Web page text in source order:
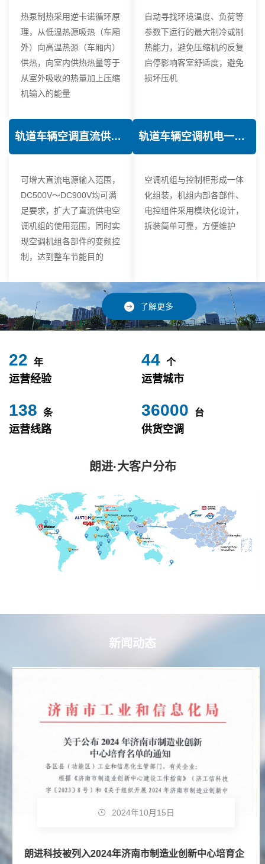
热泵制热采用逆卡诺循环原
理，从低温热源吸热（车厢
外）向高温热源（车厢内）
供热，向室内供热热量等于
从室外吸收的热量加上压缩
机输入的能量
自动寻找环境温度、负荷等
参数下运行的最大制冷或制
热能力，避免压缩机的反复
启停影响客室舒适度，避免
损坏压机
轨道车辆空调直流供电技术
可增大直流电源输入范围，
DC500V～DC900V均可满
足要求，扩大了直流供电空
调机组的使用范围，同时实
现空调机组各部件的变频控
制，达到整车节能目的
轨道车辆空调机电一体化技术
空调机组与控制柜形成一体
化组装，机组内部各部件、
电控组件采用模块化设计，
拆装简单可靠，方便维护
了解更多
24 年
运营经验
49 个
运营城市
153 条
运营线路
40000 台
供货空调
朗进·大客户分布
新闻动态
2024年10月15日
朗进科技被列入2024年济南市制造业创新中心培育企